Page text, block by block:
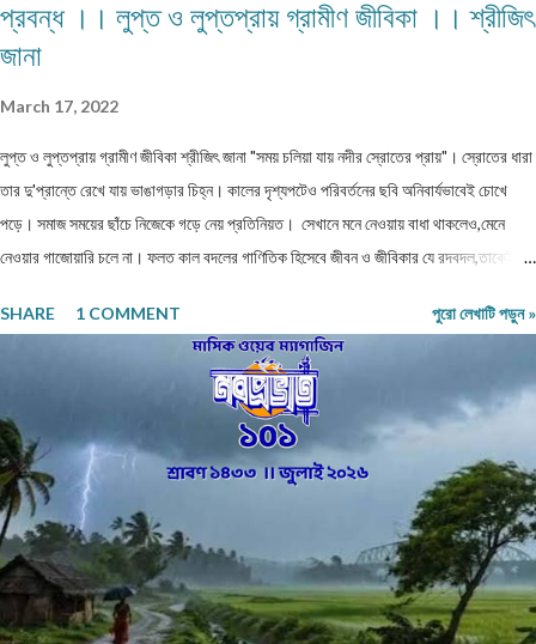
প্রবন্ধ ।। লুপ্ত ও লুপ্তপ্রায় গ্রামীণ জীবিকা ।। শ্রীজিৎ
জানা
March 17, 2022
লুপ্ত ও লুপ্তপ্রায় গ্রামীণ জীবিকা শ্রীজিৎ জানা "সময় চলিয়া যায় নদীর স্রোতের প্রায়"। স্রোতের ধারা
তার দু'প্রান্তে রেখে যায় ভাঙাগড়ার চিহ্ন। কালের দৃশ্যপটেও পরিবর্তনের ছবি অনিবার্যভাবেই চোখে
পড়ে। সমাজ সময়ের ছাঁচে নিজেকে গড়ে নেয় প্রতিনিয়ত। সেখানে মনে নেওয়ায় বাধা থাকলেও,মেনে
নেওয়ার গাজোয়ারি চলে না। ফলত কাল বদলের গাণিতিক হিসেবে জীবন ও জীবিকার যে রদবদল,তাকেই
আজকে যা অত্যাবশ্যকীয় কাল তার বিকল্প রূপ পেতে পারে অথবা তা অনাবশ্যক হওয়াও স্বাভাবিক।
সেক্ষেত্রে উক্ত বিষয়টির পরিষেবা দানকারী মানুষদের প্রতিবন্ধকতার সম্মুখীন হওয়া অস্বাভাবিক নয়।
এক কালে গাঁয়ে কত ধরনের পেশার মানুষদের চোখে পোড়তো। কোন পেশা ছিল সম্বৎসরের,আবার কোন
পেশা এককালীন। সব পেশার লোকেরাই কত নিষ্ঠা ভরে গাঁয়ে তাদের পরিষেবা দিত। বিনিময়ে সামান্য আয়
হত তাদের। আর সেই আয়টুকুই ছিল তাদের সংসার নির্বাহের একমাত্র উপায়। কালে কালান্তরে সেই সব
পেশা,সেই সব সমাজবন্ধুরা হারিয়ে গ্যাছে। শুধুমাত্র তারা বেঁচে আছে অগ্রজের গল্পকথায়,আর বিভিন...
SHARE 1 COMMENT পুরো লেখাটি পড়ুন »